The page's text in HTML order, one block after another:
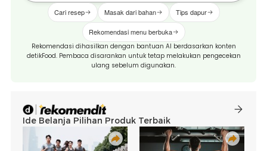
Cari resep Masak dari bahan Tips dapur
Rekomendasi menu berbuka
Rekomendasi dihasilkan dengan bantuan AI berdasarkan konten
detikFood. Pembaca disarankan untuk tetap melakukan pengecekan
ulang sebelum digunakan.